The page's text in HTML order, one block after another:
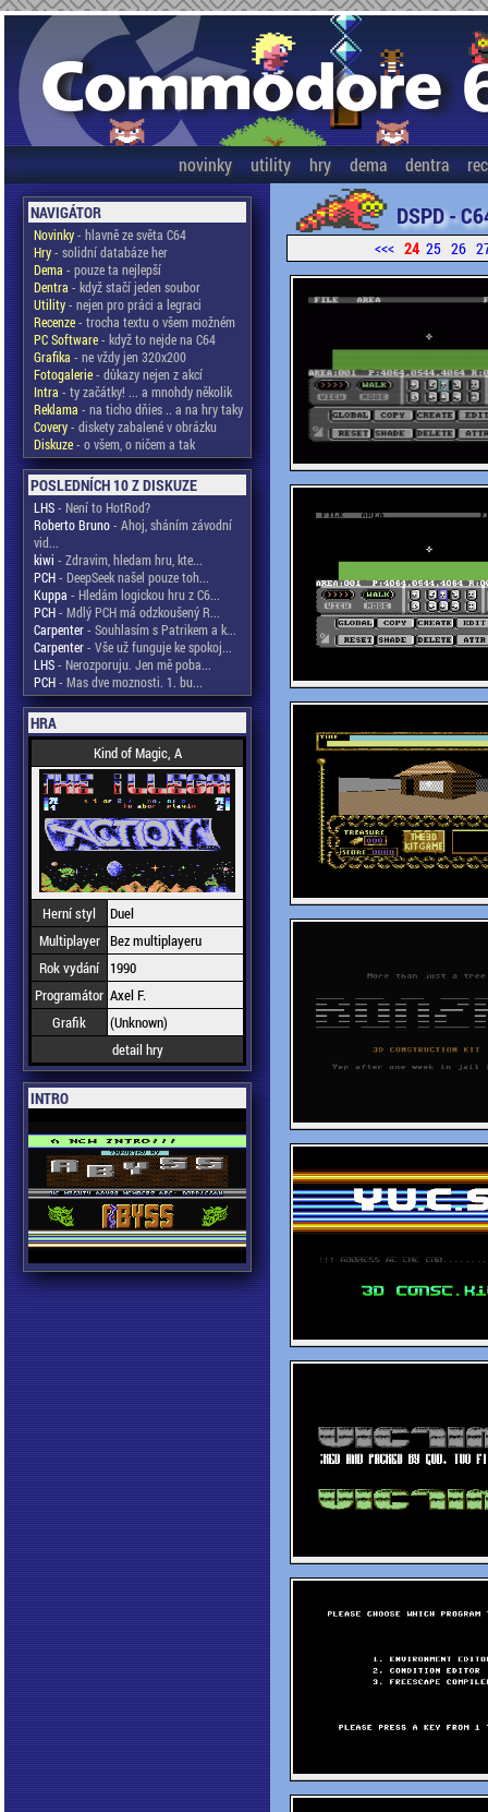
novinky utility hry dema dentra
NAVIGÁTOR
Novinky- hlavně ze světa C64
Hry- solidní databáze her
Dema - pouze ta nejlepší
Dentra - když stačí jeden soubor
Utility- nejen pro práci a legraci
Recenze- trocha textu o všem možném
PC Software- když to nejde na C64
Grafika - ne vždy jen 320x200
Fotogalerie- důkazy nejen z akcí
Intra - ty začátky! ... a mnohdy několik
Reklama - na ticho dňies .. a na hry taky
Covery- diskety zabalené v obrázku
Diskuze- o všem, o ničem a tak
POSLEDNÍCH 10 Z DISKUZE
LHS- Není to HotRod?
Roberto Bruno- Ahoj, sháním závodní
vid...
kiwi - Zdravim, hledam hru, kte...
PCH- DeepSeek našel pouze toh...
Kuppa - Hledám logickou hru z C6...
PCH- Mdlý PCH má odzkoušený R...
Carpenter- Souhlasím s Patrikem a k...
Carpenter- Vše už funguje ke spokoj...
LHS- Nerozporuju. Jen mě poba...
PCH- Mas dve moznosti. 1. bu...
HRA
Kind of Magic, A
Herní styl
Duel
Multiplayer Bez multiplayeru
Rok vydání
1990
Programátor Axel F.
Grafik
(Unknown)
detail hry
INTRO
DSPD -
<<< 24 25 26